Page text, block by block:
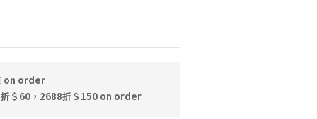
on order
＄60，2688折＄150 on order